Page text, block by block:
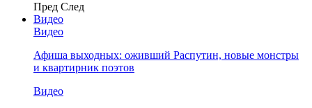
Пред След
Видео
Видео
Афиша выходных: оживший Распутин, новые монстры
и квартирник поэтов
Видео